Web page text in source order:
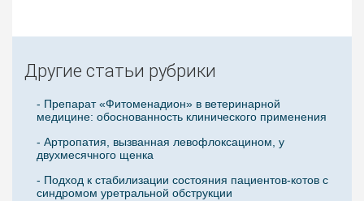
Другие статьи рубрики
- Препарат «Фитоменадион» в ветеринарной
медицине: обоснованность клинического применения
- Артропатия, вызванная левофлоксацином, у
двухмесячного щенка
- Подход к стабилизации состояния пациентов-котов с
синдромом уретральной обструкции